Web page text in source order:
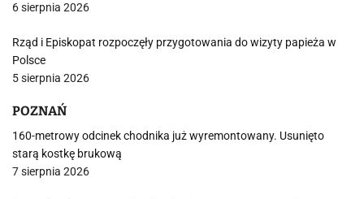
6 sierpnia 2026
Rząd i Episkopat rozpoczęły przygotowania do wizyty papieża w
Polsce
5 sierpnia 2026
POZNAŃ
160-metrowy odcinek chodnika już wyremontowany. Usunięto
starą kostkę brukową
7 sierpnia 2026